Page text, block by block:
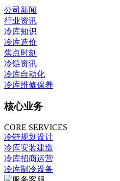
公司新闻
行业资讯
冷库知识
冷库造价
焦点时刻
冷链资讯
冷库自动化
冷库维修保养
核心业务
CORE SERVICES
冷链规划设计
冷库安装建造
冷库招商运营
冷库制冷设备